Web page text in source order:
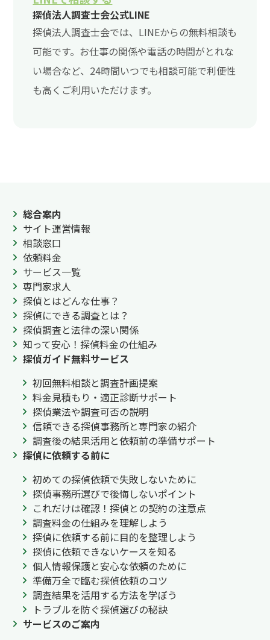
探偵法人調査士会公式LINE
探偵法人調査士会では、LINEからの無料相談も
可能です。お仕事の関係や電話の時間がとれな
い場合など、24時間いつでも相談可能で利便性
も高くご利用いただけます。
総合案内
サイト運営情報
相談窓口
依頼料金
サービス一覧
専門家求人
探偵とはどんな仕事？
探偵にできる調査とは？
探偵調査と法律の深い関係
知って安心！探偵料金の仕組み
探偵ガイド無料サービス
初回無料相談と調査計画提案
料金見積もり・適正診断サポート
探偵業法や調査可否の説明
信頼できる探偵事務所と専門家の紹介
調査後の結果活用と依頼前の準備サポート
探偵に依頼する前に
初めての探偵依頼で失敗しないために
探偵事務所選びで後悔しないポイント
これだけは確認！探偵との契約の注意点
調査料金の仕組みを理解しよう
探偵に依頼する前に目的を整理しよう
探偵に依頼できないケースを知る
個人情報保護と安心な依頼のために
準備万全で臨む探偵依頼のコツ
調査結果を活用する方法を学ぼう
トラブルを防ぐ探偵選びの秘訣
サービスのご案内